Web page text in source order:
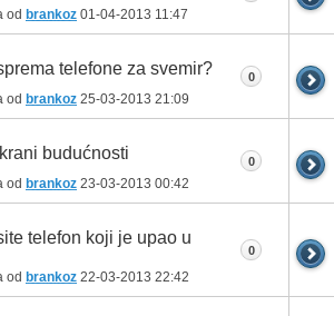
od brankoz 01-04-2013 11:47
telefone za svemir?
od brankoz 25-03-2013 21:09
0
budućnosti
od brankoz 23-03-2013 00:42
0
telefon koji je upao u
od brankoz 22-03-2013 22:42
0